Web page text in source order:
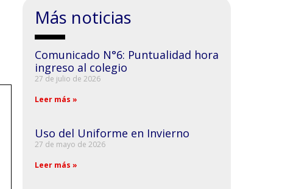
Más noticias
Comunicado N°6: Puntualidad hora
ingreso al colegio
27 de julio de 2026
Leer más »
Uso del Uniforme en Invierno
27 de mayo de 2026
Leer más »